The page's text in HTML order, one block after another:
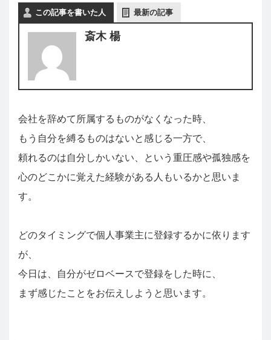
この記事を書いた人 最新の記事
斎木 楊
会社を辞めて所属するものがなくなった時、
もう自分を縛るものはないと感じる一方で、
頼れるのは自分しかいない、という重圧感や孤独感を
心のどこかに覚えた経験がある人もいるかと思いま
す。
どのタイミングで個人事業主に登録するかに依ります
が、
今日は、自分がゼロベースで登録をした時に、
まず感じたことをお伝えしようと思います。